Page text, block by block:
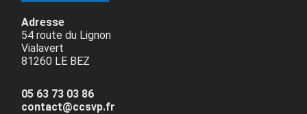
Adresse
54 route du Lignon
Vialavert
81260 LE BEZ
05 63 73 03 86
contact@ccsvp.fr